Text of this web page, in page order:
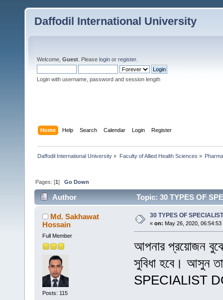
Daffodil International University
Welcome, Guest . Please login or register.
Login with username, password and session length
Home Help Search Calendar Login Register
Daffodil International University » Faculty of Allied Health Sciences »
Pages: [1]Go Down
Author Topic: 30 TYPES OF
Md. Sakhawat
Hossain
Full Member
Posts: 115
30 TYPES OF
« on: May 26, 2020, 06:54:53
আপনার প্রয়োজন
সুবিধা হবে। আসুন
SPECIALIST